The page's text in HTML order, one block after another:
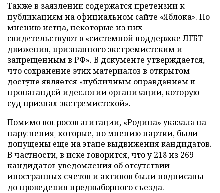
Также в заявлении содержатся претензии к
публикациям на официальном сайте «Яблока». По
мнению истца, некоторые из них
свидетельствуют о «системной поддержке ЛГБТ-
движения, признанного экстремистским и
запрещенным в РФ». В документе утверждается,
что сохранение этих материалов в открытом
доступе является «публичным оправданием и
пропагандой идеологии организации, которую
суд признал экстремистской».
Помимо вопросов агитации, «Родина» указала на
нарушения, которые, по мнению партии, были
допущены еще на этапе выдвижения кандидатов.
В частности, в иске говорится, что у 218 из 269
кандидатов уведомления об отсутствии
иностранных счетов и активов были подписаны
до проведения предвыборного съезда.